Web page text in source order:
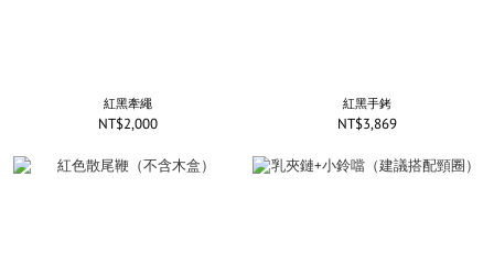
紅黑牽繩
NT$2,000
紅黑手銬
NT$3,869